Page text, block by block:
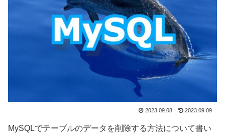
2023.09.08 2023.09.09
MySQLでテーブルのデータを削除する方法について書い